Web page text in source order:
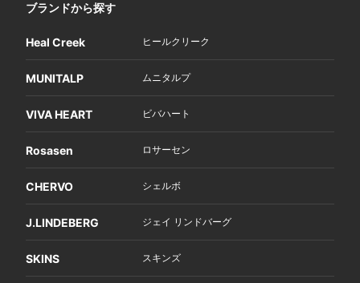
ブランドから探す
Heal Creek ヒールクリーク
MUNITALP ムニタルプ
VIVA HEART ビバハート
Rosasen ロサーセン
CHERVO シェルボ
J.LINDEBERG ジェイ リンドバーグ
SKINS スキンズ